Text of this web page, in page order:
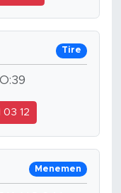
Tire
03 12
Menemen